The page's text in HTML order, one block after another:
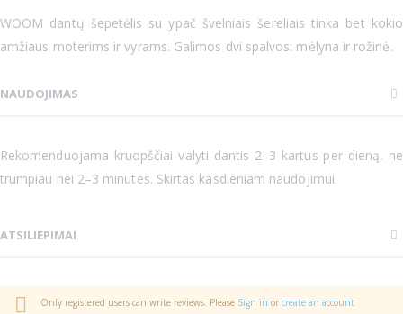
WOOM dantų šepetėlis su ypač švelniais šereliais tinka bet kokio
amžiaus moterims ir vyrams. Galimos dvi spalvos: mėlyna ir rožinė.
NAUDOJIMAS
Rekomenduojama kruopščiai valyti dantis 2–3 kartus per dieną, ne
trumpiau nei 2–3 minutes. Skirtas kasdieniam naudojimui.
ATSILIEPIMAI
Only registered users can write reviews. Please Sign in or create an account